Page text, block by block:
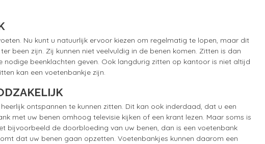
Nu kunt u natuurlijk ervoor kiezen om regelmatig te lopen, maar dit
been zijn. Zij kunnen niet veelvuldig in de benen komen. Zitten is dan
beenklachten geven. Ook langdurig zitten op kantoor is niet altijd
kan een voetenbankje zijn.
ontspannen te kunnen zitten. Dit kan ook inderdaad, dat u een
met uw benen omhoog televisie kijken of een krant lezen. Maar soms is
bijvoorbeeld de doorbloeding van uw benen, dan is een voetenbank
dat uw benen gaan opzetten. Voetenbankjes kunnen daarom een